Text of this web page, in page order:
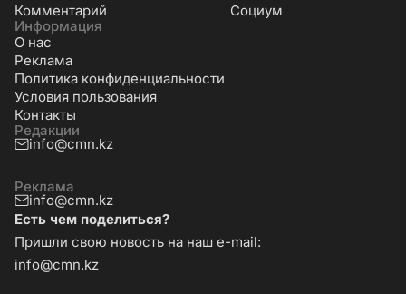
Комментарий
Социум
Информация
О нас
Реклама
Политика конфиденциальности
Условия пользования
Контакты
Редакции
info@cmn.kz
Реклама
info@cmn.kz
Есть чем поделиться?
Пришли свою новость на наш e-mail:
info@cmn.kz